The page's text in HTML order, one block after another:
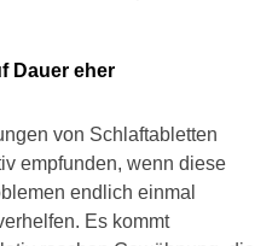
Dauer eher
von Schlaftabletten
empfunden, wenn diese
endlich einmal
Es kommt